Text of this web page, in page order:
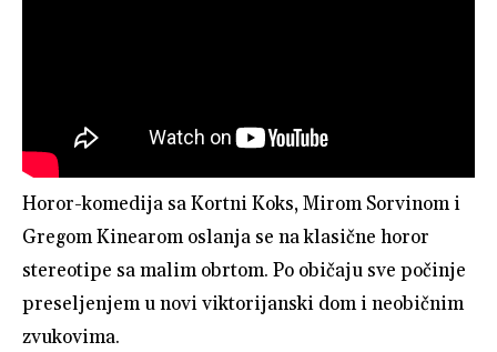
Horor-komedija sa Kortni Koks, Mirom Sorvinom i
Gregom Kinearom oslanja se na klasične horor
stereotipe sa malim obrtom. Po običaju sve počinje
preseljenjem u novi viktorijanski dom i neobičnim
zvukovima.